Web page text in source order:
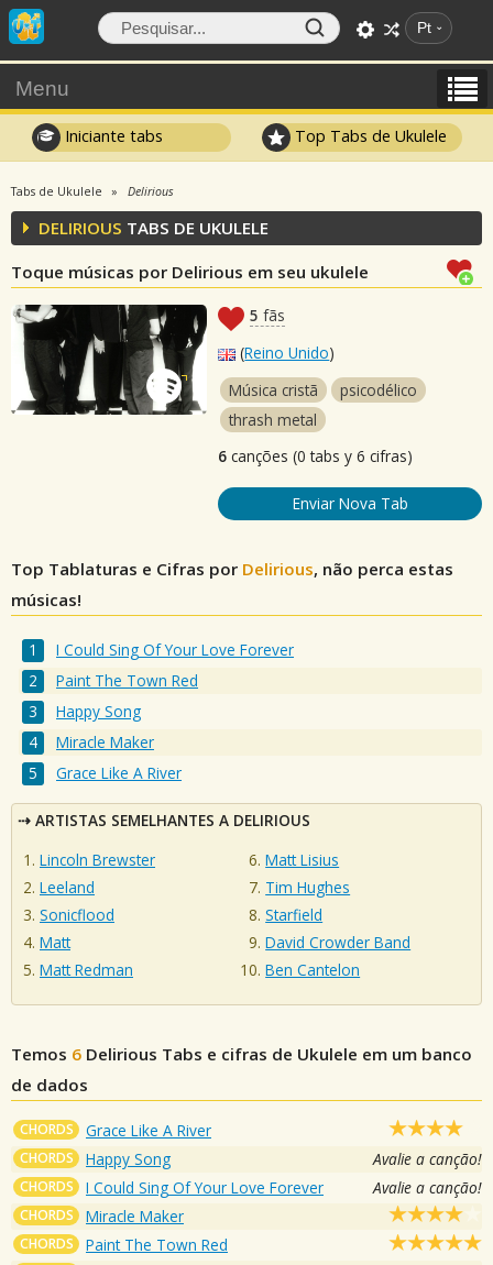
Pt
Menu
Iniciante tabs Top Tabs de Ukulele
Tabs de Ukulele Delirious
DELIRIOUS TABS DE UKULELE
Toque músicas por Delirious em seu ukulele
5 fãs
(Reino Unido)
Música cristã
psicodélico
thrash metal
6 canções (0 tabs y 6 cifras)
Enviar Nova Tab
Top Tablaturas e Cifras por Delirious, não perca estas
músicas!
I Could Sing Of Your Love Forever
Paint The Town Red
Happy Song
Miracle Maker
Grace Like A River
ARTISTAS SEMELHANTES A DELIRIOUS
Lincoln Brewster
Leeland
Sonicflood
Matt
Matt Redman
Matt Lisius
Tim Hughes
Starfield
David Crowder Band
Ben Cantelon
Temos 6 Delirious Tabs e cifras de Ukulele em um banco
de dados
CHORDS Grace Like A River
CHORDS Happy Song Avalie a canção!
CHORDS I Could Sing Of Your Love Forever Avalie a canção!
CHORDS Miracle Maker
CHORDS Paint The Town Red